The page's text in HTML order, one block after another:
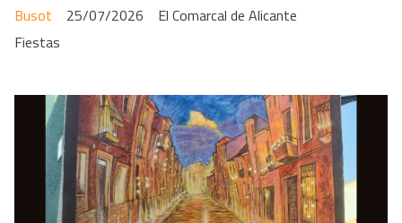
El Comarcal de Alicante
Busot
25/07/2026
Fiestas